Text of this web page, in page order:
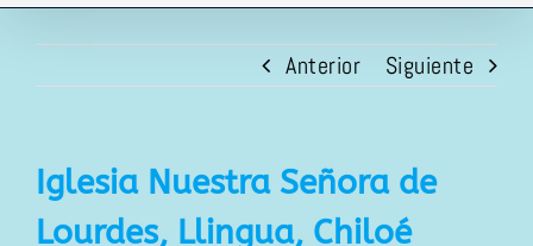
Anterior Siguiente
Iglesia Nuestra Señora de
Lourdes, Llingua, Chiloé